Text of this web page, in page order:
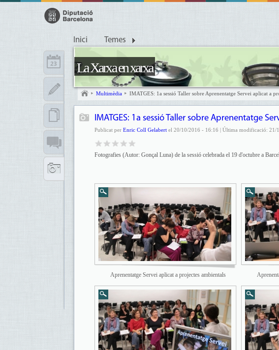
Inici Temes
La Xarxa en xarxa
Multimèdia IMATGES: 1a sessió Taller sobre Aprenentatge Servei aplicat a
IMATGES: 1a sessió Taller sobre Aprenentatge
Publicat per Enric Coll Gelabert el 20/10/2016 - 16:16 | Última modificació: 21/
Fotografies (Autor: Gonçal Luna) de la sessió celebrada el 19 d'octubre a
Aprenentatge Servei aplicat a projectes ambientals